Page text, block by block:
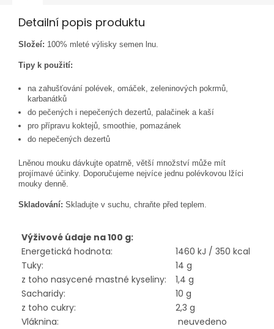
Detailní popis produktu
Složeí: 100% mleté výlisky semen lnu.
Tipy k použití:
na zahušťování polévek, omáček, zeleninových pokrmů,
karbanátků
do pečených i nepečených dezertů, palačinek a kaší
pro přípravu koktejů, smoothie, pomazánek
do nepečených dezertů
Lněnou mouku dávkujte opatrně, větší množství může mít
projímavé účinky. Doporučujeme nejvíce jednu polévkovou lžíci
mouky denně.
Skladování: Skladujte v suchu, chraňte před teplem.
Výživové údaje na 100 g:
Energetická hodnota:
1460 kJ / 350 kcal
Tuky:
14 g
z toho nasycené mastné kyseliny:
1,4 g
Sacharidy:
10 g
z toho cukry:
2,3 g
Vláknina:
neuvedeno